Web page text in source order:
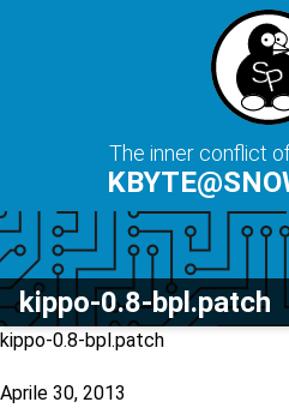
The inner conflict
kippo-0.8-bpl.patch
kippo-0.8-bpl.patch
Aprile 30, 2013